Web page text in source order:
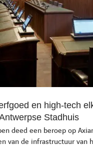
en high‑tech
Stadhuis
deed een beroep op
van de infrastructuur van